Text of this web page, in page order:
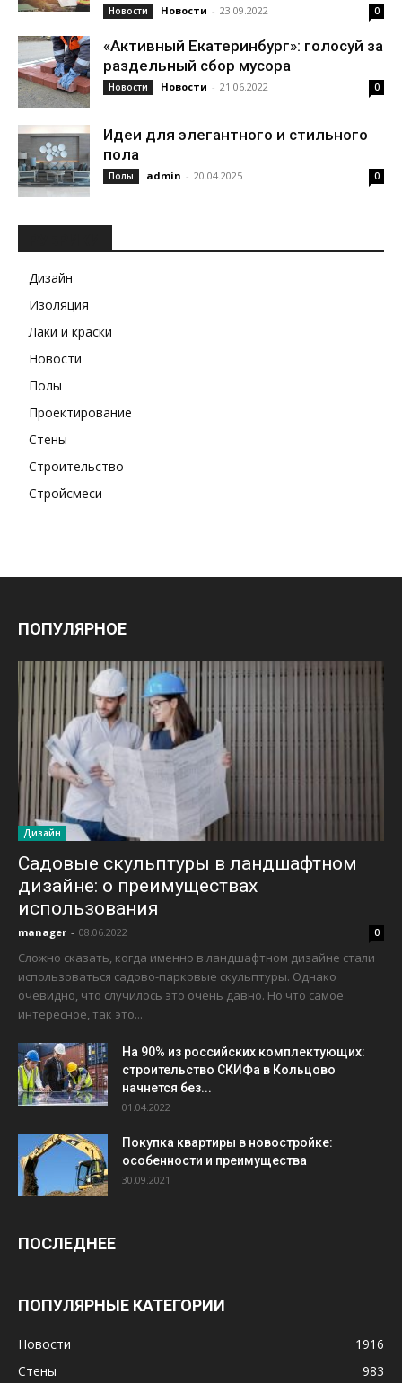
Новости Новости - 23.09.2022 0
«Активный Екатеринбург»: голосуй за
раздельный сбор мусора
Новости Новости - 21.06.2022 0
Идеи для элегантного и стильного
пола
Полы admin - 20.04.2025 0
Дизайн
Изоляция
Лаки и краски
Новости
Полы
Проектирование
Стены
Строительство
Стройсмеси
ПОПУЛЯРНОЕ
Дизайн
Садовые скульптуры в ландшафтном
дизайне: о преимуществах
использования
manager - 08.06.2022 0
Сложно сказать, когда именно в ландшафтном дизайне стали
использоваться садово-парковые скульптуры. Однако
очевидно, что случилось это очень давно. Но что самое
интересное, так это...
На 90% из российских комплектующих:
строительство СКИФа в Кольцово
начнется без...
01.04.2022
Покупка квартиры в новостройке:
особенности и преимущества
30.09.2021
ПОСЛЕДНЕЕ
ПОПУЛЯРНЫЕ КАТЕГОРИИ
Новости
1916
Стены
983